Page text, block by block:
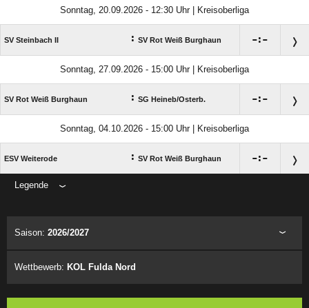
Sonntag, 20.09.2026 - 12:30 Uhr | Kreisoberliga
SV Steinbach II : SV Rot Weiß Burghaun :
Sonntag, 27.09.2026 - 15:00 Uhr | Kreisoberliga
SV Rot Weiß Burghaun : SG Heineb/​Osterb. :
Sonntag, 04.10.2026 - 15:00 Uhr | Kreisoberliga
ESV Weiterode : SV Rot Weiß Burghaun :
Legende
Saison: 2026/2027
Wettbewerb: KOL Fulda Nord